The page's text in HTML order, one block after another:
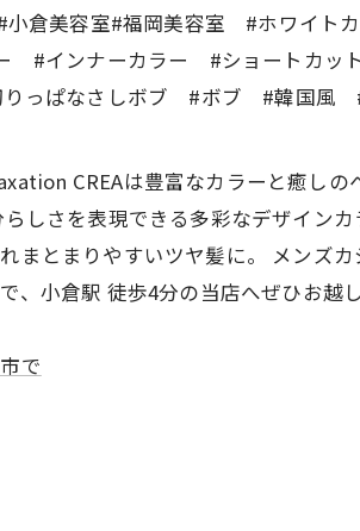
美容室#福岡美容室 #ホワイト
#インナーカラー #ショートカ
っぱなさしボブ #ボブ #韓国風
CREAは豊富なカラーと癒し
しさを表現できる多彩なデザイン
まとまりやすいツヤ髪に。 メンズ
、小倉駅 徒歩4分の当店へぜひお越し
で